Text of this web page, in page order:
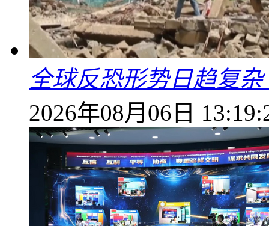
全球反恐形势日趋复
2026年08月06日